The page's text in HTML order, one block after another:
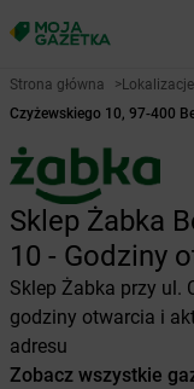
Strona główna >Lokalizacje
Czyżewskiego 10, 97-400
Sklep Żabka
10 - Godziny
Sklep Żabka przy ul.
godziny otwarcia i
adresu
Zobacz wszystkie